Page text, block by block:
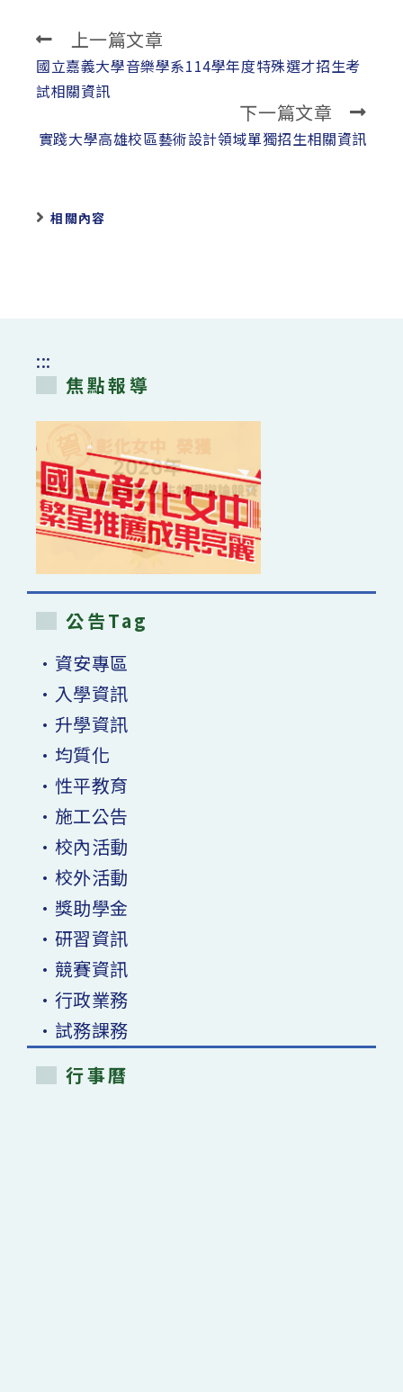
Read
more
articles
上一篇文章
國立嘉義大學音樂學系114學年度特殊選才招生考
試相關資訊
下一篇文章
實踐大學高雄校區藝術設計領域單獨招生相關資訊
相關內容
:::
焦點報導
公告Tag
•資安專區
•入學資訊
•升學資訊
•均質化
•性平教育
•施工公告
•校內活動
•校外活動
•獎助學金
•研習資訊
•競賽資訊
•行政業務
•試務課務
行事曆